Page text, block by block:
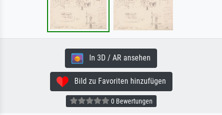
In 3D / AR ansehen
Bild zu Favoriten hinzufügen
0 Bewertungen